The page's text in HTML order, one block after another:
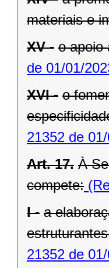
materiais e
XV - o apoio
de 01/01/
XVI - o
21352 de
Art. 17. À
compete:
I - a
21352 de